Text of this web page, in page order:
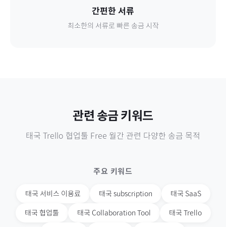
간편한 서류
최소한의 서류로 빠른 송금 시작
관련 송금 키워드
태국 Trello 협업툴 Free 월간 관련 다양한 송금 목적
주요 키워드
태국 서비스 이용료 태국 subscription 태국 SaaS
태국 협업툴 태국 Collaboration Tool 태국 Trello